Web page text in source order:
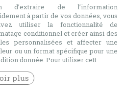
d’extraire de l’information
à partir de vos données, vous
utiliser la fonctionnalité de
conditionnel et créer ainsi des
personnalisées et affecter une
ou un format spécifique pour une
donnée. Pour utiliser cett
plus